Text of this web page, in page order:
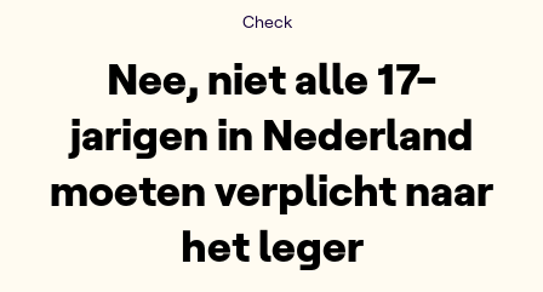
Check
Nee, niet alle 17-
jarigen in Nederland
moeten verplicht naar
het leger